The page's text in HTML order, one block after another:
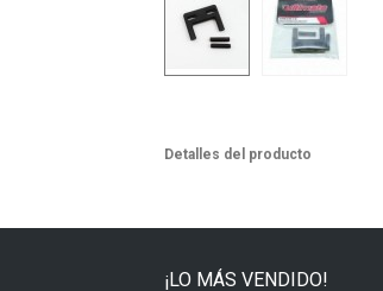
Detalles del producto
¡LO MÁS VENDIDO!